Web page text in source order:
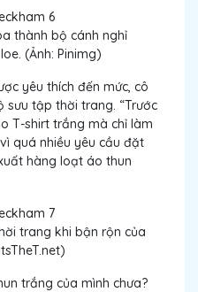
thành bộ cánh nghỉ
(Ảnh: Pinimg)
yêu thích đến mức, cô
tập thời trang. “Trước
T-shirt trắng mà chỉ làm
quá nhiều yêu cầu đặt
hàng loạt áo thun
trang khi bận rộn của
trắng của mình chưa?